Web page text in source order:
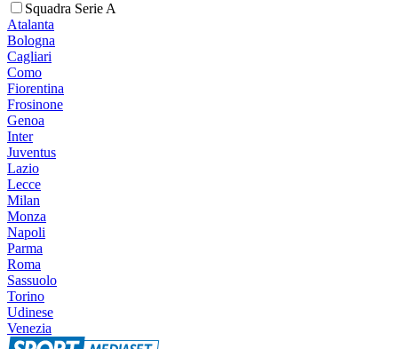
Squadra Serie A
Atalanta
Bologna
Cagliari
Como
Fiorentina
Frosinone
Genoa
Inter
Juventus
Lazio
Lecce
Milan
Monza
Napoli
Parma
Roma
Sassuolo
Torino
Udinese
Venezia